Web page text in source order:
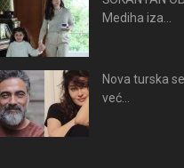
Mediha iza...
Nova turska
već...